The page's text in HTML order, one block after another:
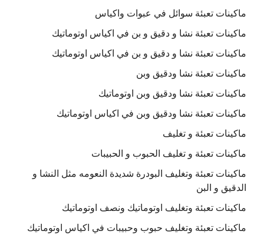
ماكينات تعبئة سوائل في عبوات واكياس
ماكينات تعبئة نشا و دقيق و بن في اكياس اوتوماتيك
ماكينات تعبئة نشا و دقيق و بن في اكياس اوتوماتيك
ماكينات تعبئة نشا ودقيق وبن
ماكينات تعبئة نشا ودقيق وبن اوتوماتيك
ماكينات تعبئة نشا ودقيق وبن في اكياس اوتوماتيك
ماكينات تعبئة و تغليف
ماكينات تعبئة و تغليف الحبوب و الحبيبات
ماكينات تعبئة وتغليف البودرة شديدة النعومه مثل النشا و
الدقيق و البن
ماكينات تعبئة وتغليف اوتوماتيك ونصف اوتوماتيك
ماكينات تعبئة وتغليف حبوب وحبيبات في اكياس اوتوماتيك